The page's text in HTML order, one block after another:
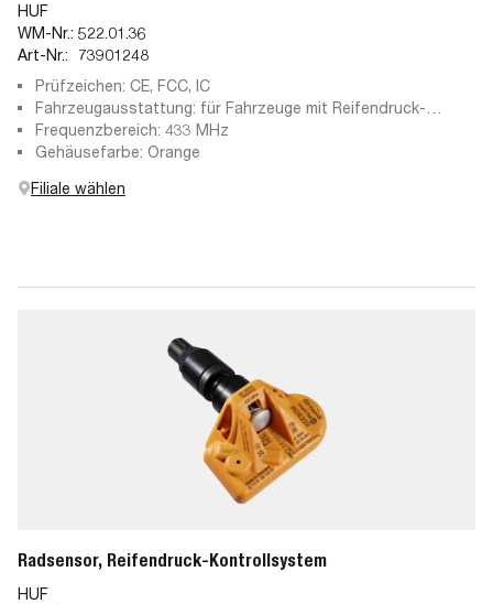
HUF
WM-Nr.: 522.01.36
Art-Nr.:
73901248
Prüfzeichen: CE, FCC, IC
Fahrzeugausstattung: für Fahrzeuge mit Reifendruck-
Kontrollsystem
Frequenzbereich: 433 MHz
Gehäusefarbe: Orange
Filiale wählen
Radsensor, Reifendruck-Kontrollsystem
HUF